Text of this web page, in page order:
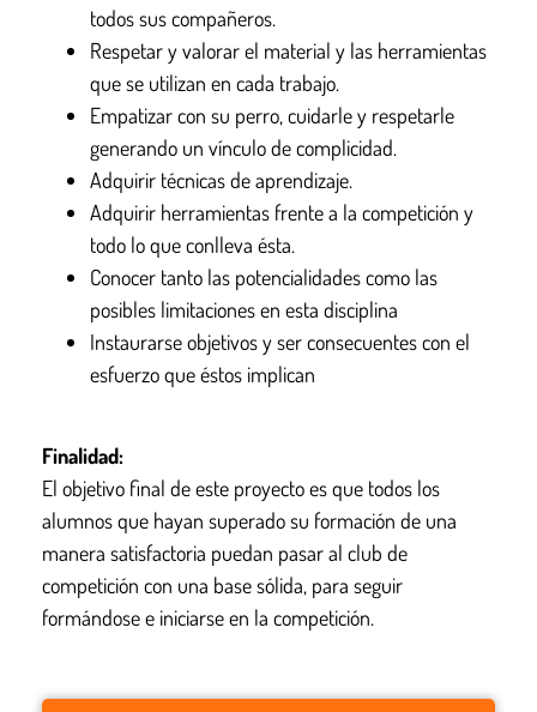
todos sus compañeros.
Respetar y valorar el material y las herramientas
que se utilizan en cada trabajo.
Empatizar con su perro, cuidarle y respetarle
generando un vínculo de complicidad.
Adquirir técnicas de aprendizaje.
Adquirir herramientas frente a la competición y
todo lo que conlleva ésta.
Conocer tanto las potencialidades como las
posibles limitaciones en esta disciplina
Instaurarse objetivos y ser consecuentes con el
esfuerzo que éstos implican
Finalidad:
El objetivo final de este proyecto es que todos los
alumnos que hayan superado su formación de una
manera satisfactoria puedan pasar al club de
competición con una base sólida, para seguir
formándose e iniciarse en la competición.